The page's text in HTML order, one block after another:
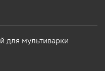
для мультиварки